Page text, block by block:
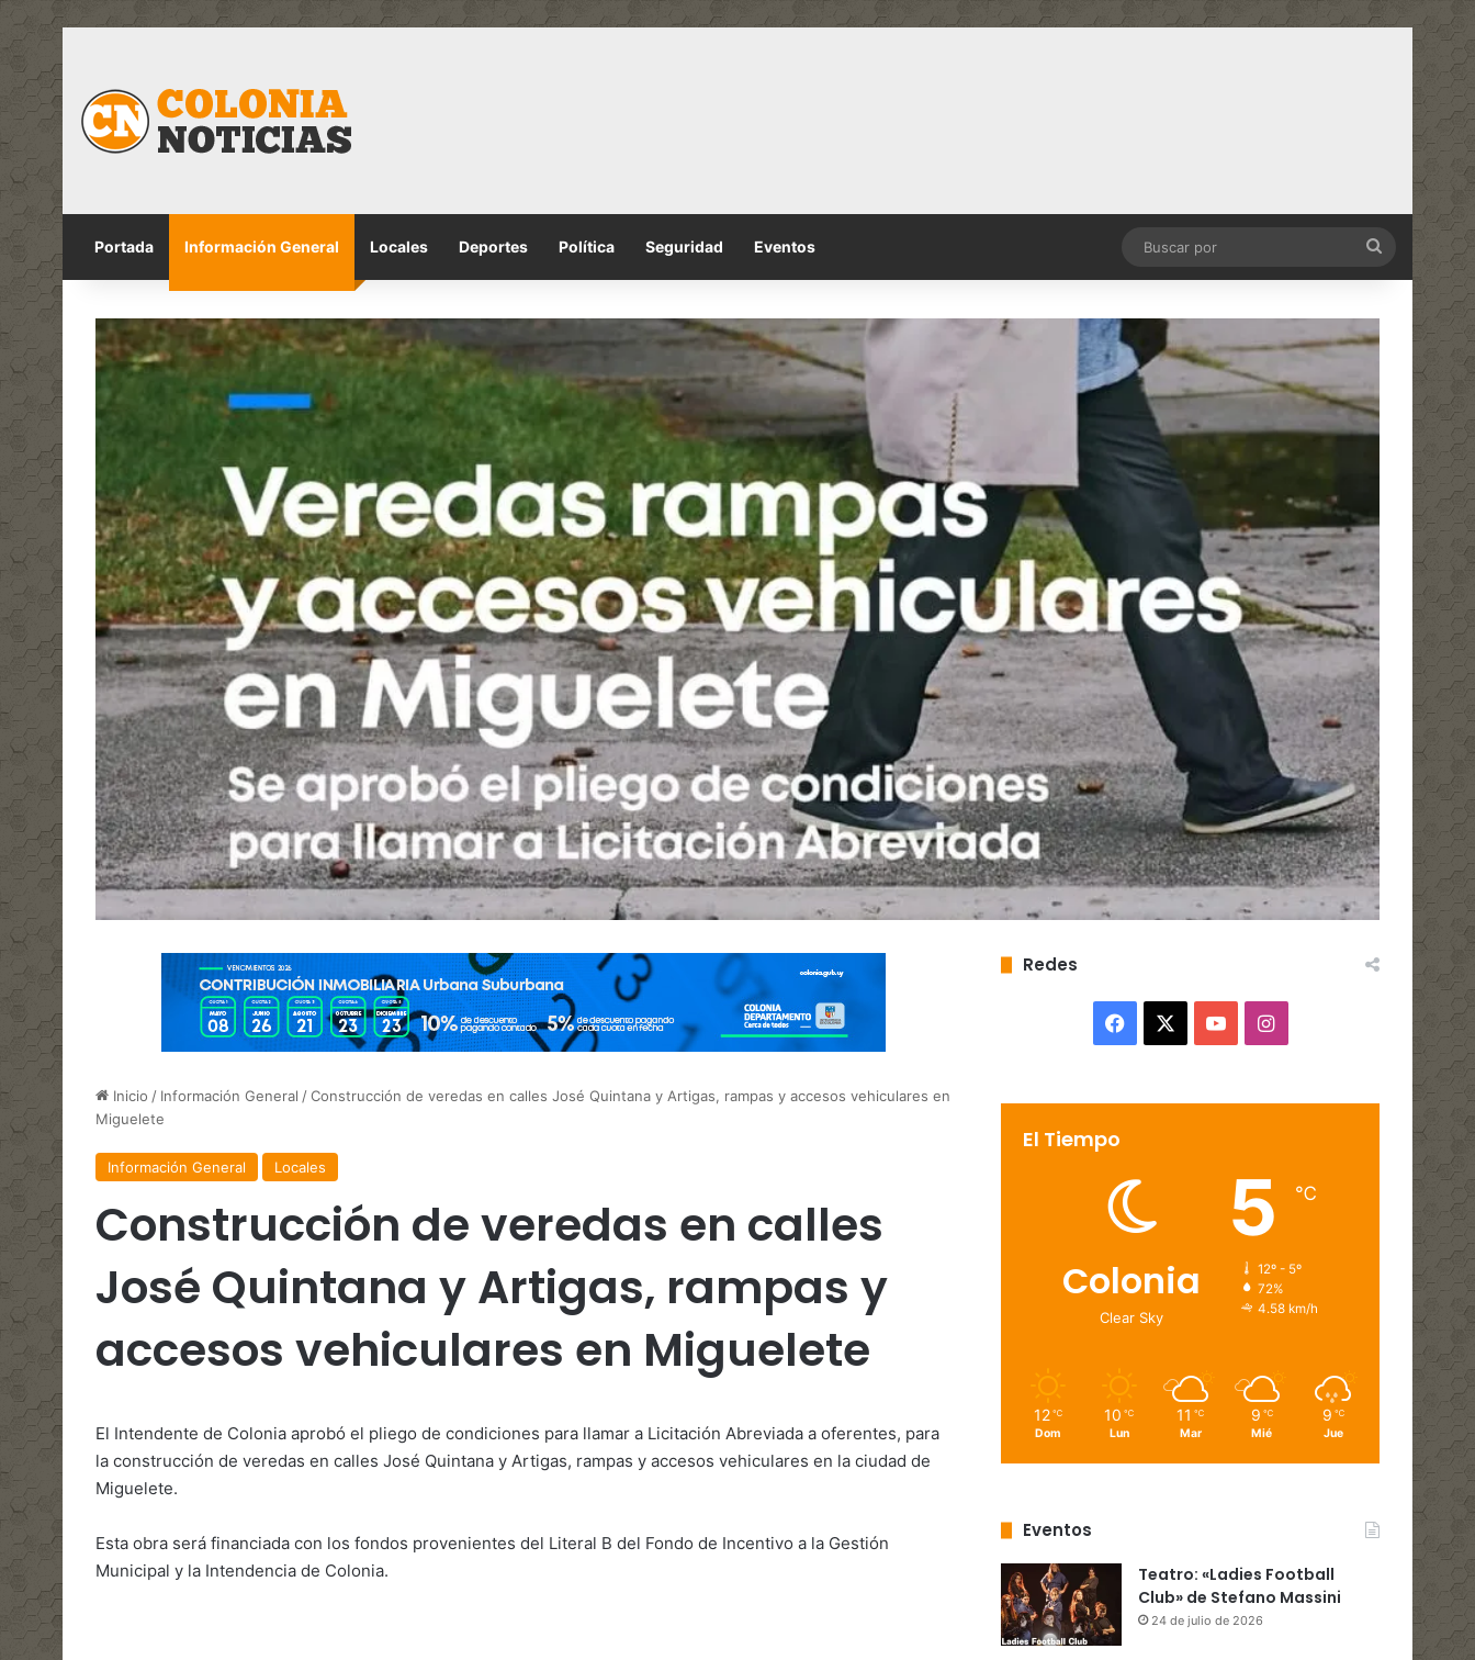
Portada Información General Locales Deportes Política Seguridad Eventos
por
Inicio / Información General /Construcción de veredas en calles José Quintana y Artigas, rampas y accesos vehiculares en
Miguelete
Información General Locales
Construcción de veredas en calles
José Quintana y Artigas, rampas y
accesos vehiculares en Miguelete
El Intendente de Colonia aprobó el pliego de condiciones para llamar a Licitación Abreviada a oferentes, para
la construcción de veredas en calles José Quintana y Artigas, rampas y accesos vehiculares en la ciudad de
Miguelete.
Esta obra será financiada con los fondos provenientes del Literal B del Fondo de Incentivo a la Gestión
Municipal y la Intendencia de Colonia.
Redes
Facebook YouTubeInstagram
El Tiempo
Colonia
Clear Sky
5 ℃
12º - 5º
72%
4.58 km/h
12 ℃
Dom
10 ℃
Lun
11 ℃
Mar
9 ℃
Mié
9 ℃
Jue
Eventos
Teatro: «Ladies Football
Club» de Stefano Massini
24 de julio de 2026